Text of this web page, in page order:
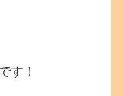
す！